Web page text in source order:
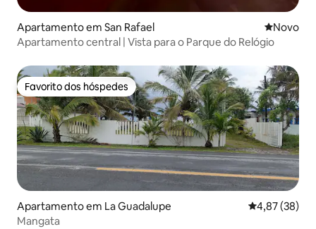
Apartamento em San Rafael Novo
Novo
Apartamento central | Vista para o Parque do Relógio
Favorito dos hóspedes
Favorito dos hóspedes
Apartamento em La Guadalupe Classificação
4,87 (38)
Mangata